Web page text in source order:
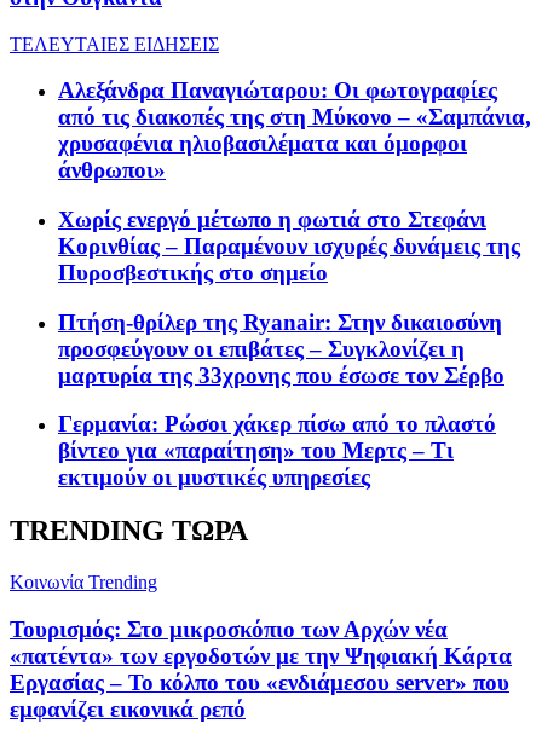
ΤΕΛΕΥΤΑΙΕΣ ΕΙΔΗΣΕΙΣ
Αλεξάνδρα Παναγιώταρου: Οι φωτογραφίες
από τις διακοπές της στη Μύκονο – «Σαμπάνια,
χρυσαφένια ηλιοβασιλέματα και όμορφοι
άνθρωποι»
Χωρίς ενεργό μέτωπο η φωτιά στο Στεφάνι
Κορινθίας – Παραμένουν ισχυρές δυνάμεις της
Πυροσβεστικής στο σημείο
Πτήση-θρίλερ της Ryanair: Στην δικαιοσύνη
προσφεύγουν οι επιβάτες – Συγκλονίζει η
μαρτυρία της 33χρονης που έσωσε τον Σέρβο
Γερμανία: Ρώσοι χάκερ πίσω από το πλαστό
βίντεο για «παραίτηση» του Μερτς – Τι
εκτιμούν οι μυστικές υπηρεσίες
TRENDING ΤΩΡΑ
Κοινωνία Trending
Τουρισμός: Στο μικροσκόπιο των Αρχών νέα
«πατέντα» των εργοδοτών με την Ψηφιακή Κάρτα
Εργασίας – Το κόλπο του «ενδιάμεσου server» που
εμφανίζει εικονικά ρεπό